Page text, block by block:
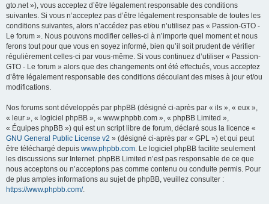
gto.net »), vous acceptez d’être légalement responsable des conditions
suivantes. Si vous n’acceptez pas d’être légalement responsable de toutes les
conditions suivantes, alors n’accédez pas et/ou n’utilisez pas « Passion-GTO -
Le forum ». Nous pouvons modifier celles-ci à n’importe quel moment et nous
ferons tout pour que vous en soyez informé, bien qu’il soit prudent de vérifier
régulièrement celles-ci par vous-même. Si vous continuez d’utiliser « Passion-
GTO - Le forum » alors que des changements ont été effectués, vous acceptez
d’être légalement responsable des conditions découlant des mises à jour et/ou
modifications.
Nos forums sont développés par phpBB (désigné ci-après par « ils », « eux »,
« leur », « logiciel phpBB », « www.phpbb.com », « phpBB Limited »,
« Équipes phpBB ») qui est un script libre de forum, déclaré sous la licence «
GNU General Public License v2 » (désigné ci-après par « GPL ») et qui peut
être téléchargé depuis www.phpbb.com. Le logiciel phpBB facilite seulement
les discussions sur Internet. phpBB Limited n’est pas responsable de ce que
nous acceptons ou n’acceptons pas comme contenu ou conduite permis. Pour
de plus amples informations au sujet de phpBB, veuillez consulter :
https://www.phpbb.com/.